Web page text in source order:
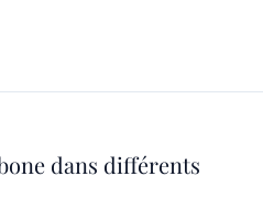
dans différents